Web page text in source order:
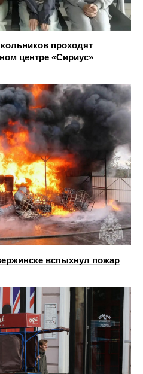
проходят
центре «Сириус»
вспыхнул пожар